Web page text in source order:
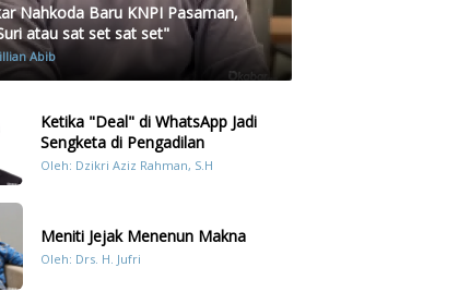
Nahkoda Baru KNPI Pasaman,
atau sat set sat set"
Abib
Ketika "Deal" di WhatsApp Jadi
Sengketa di Pengadilan
Oleh: Dzikri Aziz Rahman, S.H
Meniti Jejak Menenun Makna
Oleh: Drs. H. Jufri